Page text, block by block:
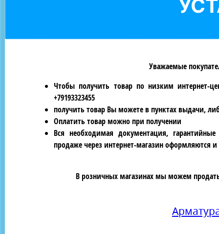
Уважаемые
Чтобы получить товар по низким интернет-
+79193323455
получить товар Вы можете в пунктах выдачи,
Оплатить товар можно при получении
Вся необходимая документация,
продаже через интернет-магазин оформляются
В розничных магазинах мы можем